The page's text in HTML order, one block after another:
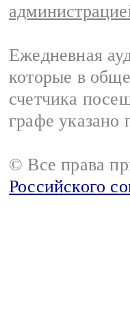
Ежедневная
которые в
счетчика
графе указано
© Все права
Российского